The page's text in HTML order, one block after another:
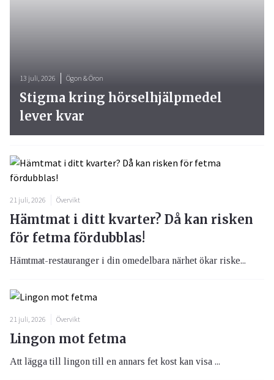
21 juli, 2026 Övervikt
Hämtmat i ditt kvarter? Då kan risken
för fetma fördubblas!
Hämtmat-restauranger i din omedelbara närhet ökar riske...
21 juli, 2026 Övervikt
Lingon mot fetma
Att lägga till lingon till en annars fet kost kan visa ...
13 juli, 2026 Ögon & Öron
Stigma kring hörselhjälpmedel
lever kvar